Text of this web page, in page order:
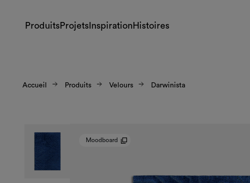
ProduitsProjets Inspiration Histoires
Accueil Produits Velours Darwinista
Moodboard